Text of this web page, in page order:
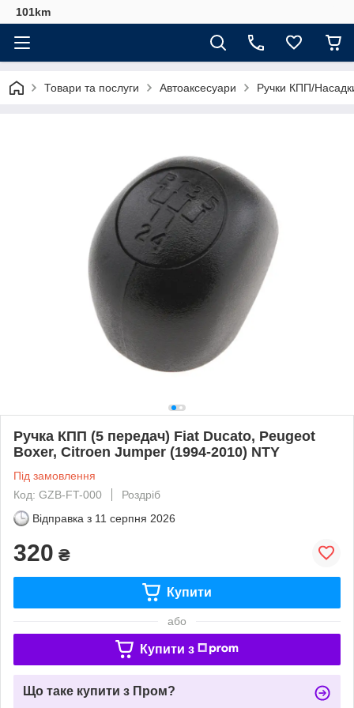
101km
Товари та послуги Автоаксесуари Ручки КПП/
Ручка КПП (5 передач) Fiat Ducato, Peugeot
Boxer, Citroen Jumper (1994-2010) NTY
Під замовлення
Код: GZB-FT-000
Роздріб
Відправка з 11 серпня 2026
320 ₴
Купити
або
Купити з
Що таке купити з Пром?